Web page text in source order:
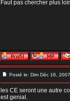
Faut pas chercher plus
Posté le: Dim Déc 16,
les CE seront une autre
est genial.